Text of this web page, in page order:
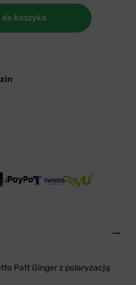
do koszyka
Patt Ginger z polaryzacją